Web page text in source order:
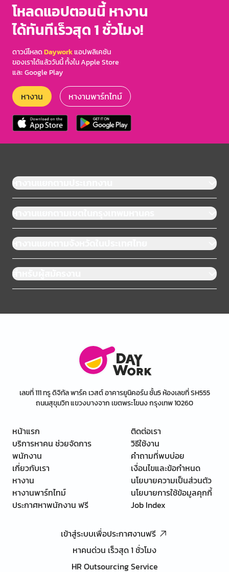
โหลดแอปตอนนี้ หางาน
ได้ทันทีเร็วสุด 1 ชั่วโมง!
ดาวน์โหลดDayworkแอปพลิเคชัน
ของเราได้แล้ววันนี้ ทั้งใน Apple Store
และ Google Play
หางาน หางานพาร์ทไทม์
หางานแยกตามประเภทงาน
หางานแยกตามเขตในกรุงเทพมหานคร
หางานแยกตามจังหวัดในประเทศไทย
สำหรับผู้สมัครงาน
เลขที่ 111 ทรู ดิจิทัล พาร์ค เวสต์ อาคารยูนิคอร์น ชั้น5 ห้องเลขที่ SH555
ถนนสุขุมวิท แขวงบางจาก เขตพระโขนง กรุงเทพ 10260
หน้าแรก
บริการหาคน ช่วยจัดการ
พนักงาน
เกี่ยวกับเรา
หางาน
หางานพาร์ทไทม์
ประกาศหาพนักงาน ฟรี
ติดต่อเรา
วิธีใช้งาน
คำถามที่พบบ่อย
เงื่อนไขและข้อกำหนด
นโยบายความเป็นส่วนตัว
นโยบายการใช้ข้อมูลคุกกี้
Job Index
เข้าสู่ระบบเพื่อประกาศงานฟรี
หาคนด่วน เร็วสุด 1 ชั่วโมง
HR Outsourcing Service